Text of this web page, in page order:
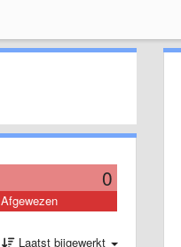
0
Afgewezen
Laatst bijgewerkt